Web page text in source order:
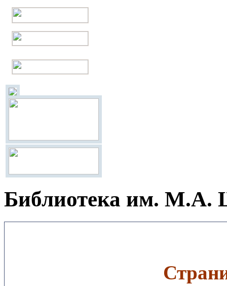
Библиотека им. М.А.